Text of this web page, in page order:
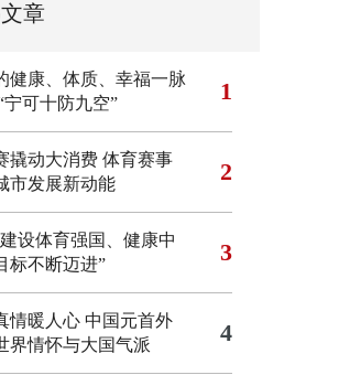
章
健康、体质、幸福一脉
宁可十防九空” 1
撬动大消费 体育赛事
市发展新动能
2
设体育强国、健康中
标不断迈进”
3
情暖人心 中国元首外
界情怀与大国气派
4